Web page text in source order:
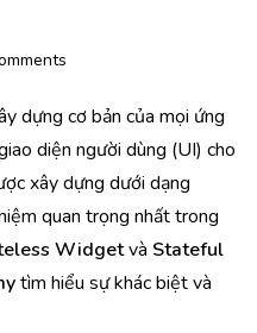
dựng cơ bản của mọi ứng
diện người dùng (UI) cho
xây dựng dưới dạng
quan trọng nhất trong
Widgetvà Stateful
tìm hiểu sự khác biệt và